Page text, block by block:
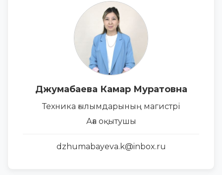
Джумабаева Камар Муратовна
Техника ғылымдарының магистрі
Аға оқытушы
dzhumabayeva.k@inbox.ru